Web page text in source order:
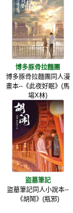
博多豚骨拉麵團
博多豚骨拉麵團同人漫
畫本--《此夜好眠》(馬
場X林)
盜墓筆記
盜墓筆記同人小說本--
《胡鬧》(瓶邪)